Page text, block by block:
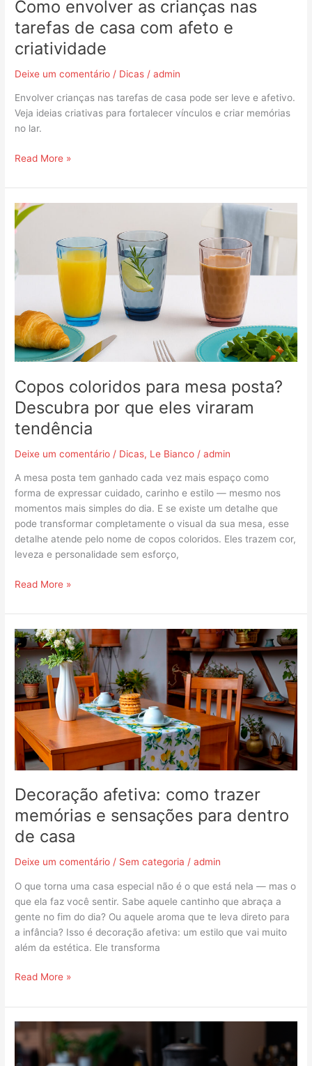
Como envolver as crianças nas
tarefas de casa com afeto e
criatividade
Deixe um comentário / Dicas /admin
Envolver crianças nas tarefas de casa pode ser leve e afetivo.
Veja ideias criativas para fortalecer vínculos e criar memórias
no lar.
Read More »
Copos coloridos para mesa posta?
Descubra por que eles viraram
tendência
Deixe um comentário / Dicas, Le Bianco /admin
A mesa posta tem ganhado cada vez mais espaço como
forma de expressar cuidado, carinho e estilo — mesmo nos
momentos mais simples do dia. E se existe um detalhe que
pode transformar completamente o visual da sua mesa, esse
detalhe atende pelo nome de copos coloridos. Eles trazem cor,
leveza e personalidade sem esforço,
Copos
coloridos
mesa
posta?
que
eles
viraram
tendência
Read More »
Decoração afetiva: como trazer
memórias e sensações para dentro
de casa
Deixe um comentário / Sem categoria /admin
O que torna uma casa especial não é o que está nela — mas o
que ela faz você sentir. Sabe aquele cantinho que abraça a
gente no fim do dia? Ou aquele aroma que te leva direto para
a infância? Isso é decoração afetiva: um estilo que vai muito
além da estética. Ele transforma
Decoração
afetiva:
como
trazer
memórias
e
sensações
para
dentro
de
casa
Read More »
A
Mesa